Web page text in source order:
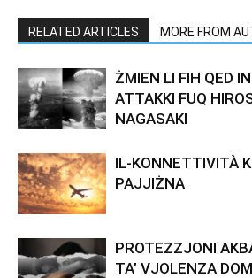
RELATED ARTICLES MORE FROM
ŻMIEN LI FIH QED
ATTAKKI FUQ
NAGASAKI
IL-KONNETTIVITÀ
PAJJIŻNA
PROTEZZJONI
TA’ VJOLENZA